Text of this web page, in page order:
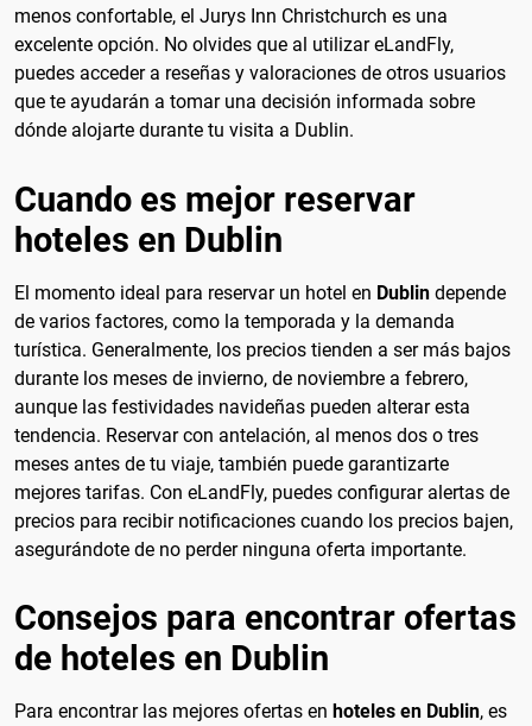
menos confortable, el Jurys Inn Christchurch es una
excelente opción. No olvides que al utilizar eLandFly,
puedes acceder a reseñas y valoraciones de otros usuarios
que te ayudarán a tomar una decisión informada sobre
dónde alojarte durante tu visita a Dublin.
Cuando es mejor reservar
hoteles en Dublin
El momento ideal para reservar un hotel en Dublin depende
de varios factores, como la temporada y la demanda
turística. Generalmente, los precios tienden a ser más bajos
durante los meses de invierno, de noviembre a febrero,
aunque las festividades navideñas pueden alterar esta
tendencia. Reservar con antelación, al menos dos o tres
meses antes de tu viaje, también puede garantizarte
mejores tarifas. Con eLandFly, puedes configurar alertas de
precios para recibir notificaciones cuando los precios bajen,
asegurándote de no perder ninguna oferta importante.
Consejos para encontrar ofertas
de hoteles en Dublin
Para encontrar las mejores ofertas en hoteles en Dublin, es